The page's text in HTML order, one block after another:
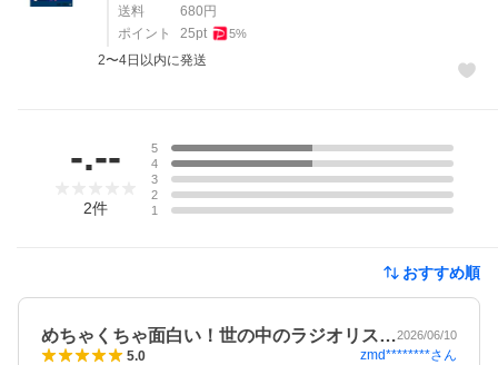
送料
680 円
ポイント
25pt 5%
2〜4日以内に発送
-.--
2件
5
4
3
2
1
おすすめ順
めちゃくちゃ面白い！世の中のラジオリス…2026/06/10
5.0 zmd********さん